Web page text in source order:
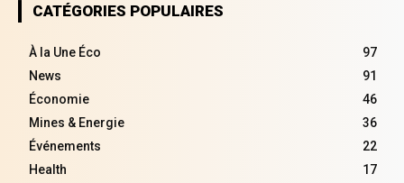
CATÉGORIES POPULAIRES
À la Une Éco
97
News
91
Économie
46
Mines & Energie
36
Événements
22
Health
17